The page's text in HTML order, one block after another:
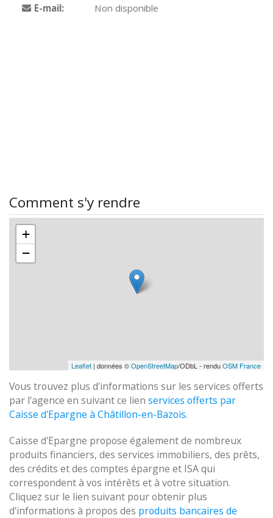
E-mail:
Non disponible
Comment s'y rendre
+
−
Leaflet | données ©OpenStreetMap/ODbL - renduOSM France
Vous trouvez plus d'informations sur les services offerts
par l'agence en suivant ce lien services offerts par
Caisse d'Epargne à Châtillon-en-Bazois.
Caisse d'Epargne propose également de nombreux
produits financiers, des services immobiliers, des prêts,
des crédits et des comptes épargne et ISA qui
correspondent à vos intérêts et à votre situation.
Cliquez sur le lien suivant pour obtenir plus
d'informations à propos des produits bancaires de